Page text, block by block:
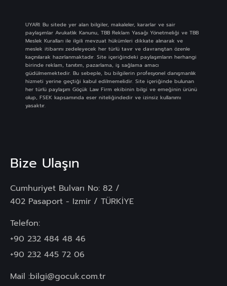
UYARI: Bu sitede yer alan bilgiler, makaleler, kararlar ve sair
paylaşımlar Avukatlık Kanunu, TBB Reklam Yasağı Yönetmeliği ve TBB
Meslek Kuralları ile ilgili mevzuat hükümleri dikkate alınarak ve
meslek itibarını zedeleyecek her türlü tavır ve davranıştan özenle
kaçınılarak hazırlanmaktadır. Site içeriğindeki paylaşımların herhangi
birinde reklam, tanıtım, pazarlama, iş sağlama amacı
güdülmemektedir. Bu sebeple, bu bilgilerin profesyonel danışmanlık
hizmeti yerine geçtiği kabul edilmemelidir. Site içeriğinde bulunan
her türlü paylaşım Göçük Law Firm ekibinin bilgi ve emeğinin ürünü
olup, FSEK kapsamında eser niteliğindedir ve izinsiz kullanımı
yasaktır.
Bize Ulaşın
Cumhuriyet Bulvarı No: 82 /
402 Pasaport - Izmir / TÜRKİYE
Telefon:
+90 232 484 48 46
+90 232 445 72 06
Mail :bilgi@gocuk.com.tr